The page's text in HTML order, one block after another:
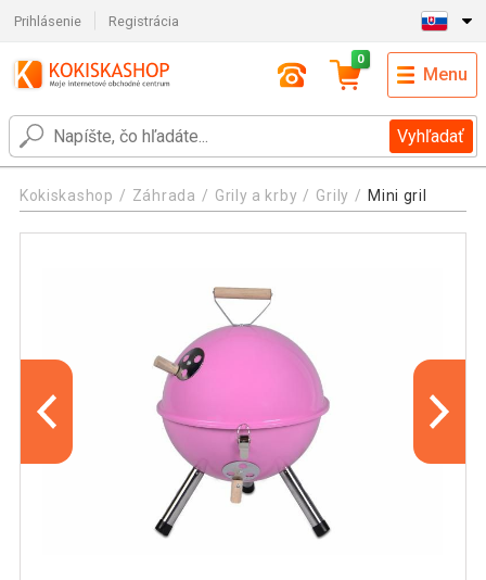
Prihlásenie Registrácia
Vyhľadať
0
Menu
Kokiskashop Záhrada Grily a krby Grily Mini gril